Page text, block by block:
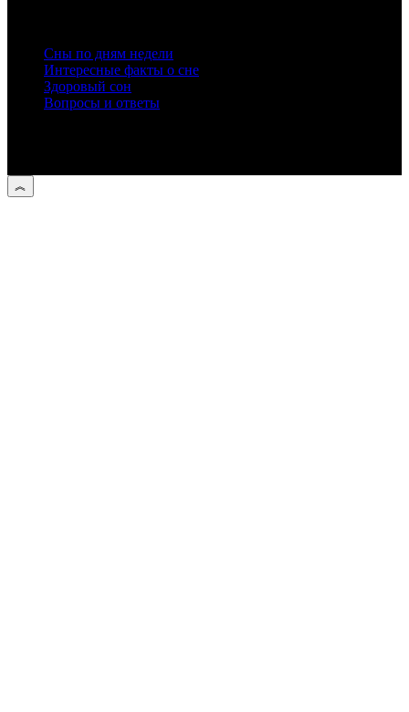
Сны по дням недели
Интересные факты о сне
Здоровый сон
Вопросы и ответы